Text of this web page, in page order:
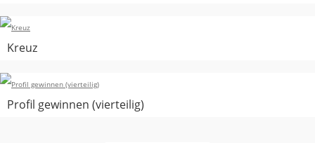
Kreuz
Profil gewinnen (vierteilig)